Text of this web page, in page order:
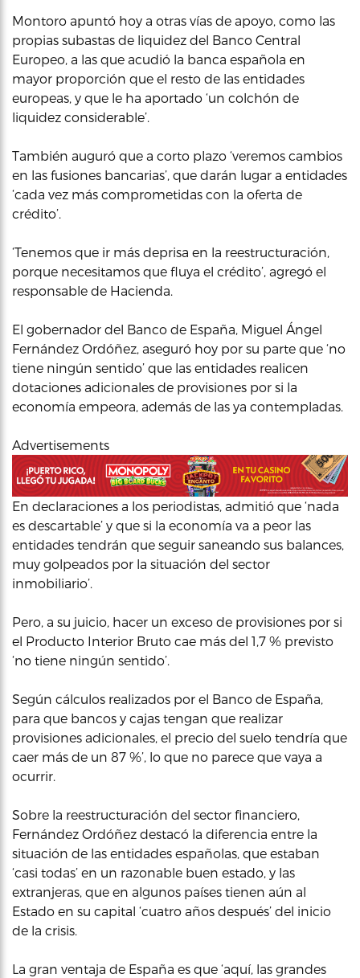
Montoro apuntó hoy a otras vías de apoyo, como las
propias subastas de liquidez del Banco Central
Europeo, a las que acudió la banca española en
mayor proporción que el resto de las entidades
europeas, y que le ha aportado ‘un colchón de
liquidez considerable’.
También auguró que a corto plazo ‘veremos cambios
en las fusiones bancarias’, que darán lugar a entidades
‘cada vez más comprometidas con la oferta de
crédito’.
‘Tenemos que ir más deprisa en la reestructuración,
porque necesitamos que fluya el crédito’, agregó el
responsable de Hacienda.
El gobernador del Banco de España, Miguel Ángel
Fernández Ordóñez, aseguró hoy por su parte que ‘no
tiene ningún sentido’ que las entidades realicen
dotaciones adicionales de provisiones por si la
economía empeora, además de las ya contempladas.
Advertisements
En declaraciones a los periodistas, admitió que ‘nada
es descartable’ y que si la economía va a peor las
entidades tendrán que seguir saneando sus balances,
muy golpeados por la situación del sector
inmobiliario’.
Pero, a su juicio, hacer un exceso de provisiones por si
el Producto Interior Bruto cae más del 1,7 % previsto
‘no tiene ningún sentido’.
Según cálculos realizados por el Banco de España,
para que bancos y cajas tengan que realizar
provisiones adicionales, el precio del suelo tendría que
caer más de un 87 %’, lo que no parece que vaya a
ocurrir.
Sobre la reestructuración del sector financiero,
Fernández Ordóñez destacó la diferencia entre la
situación de las entidades españolas, que estaban
‘casi todas’ en un razonable buen estado, y las
extranjeras, que en algunos países tienen aún al
Estado en su capital ‘cuatro años después’ del inicio
de la crisis.
La gran ventaja de España es que ‘aquí, las grandes